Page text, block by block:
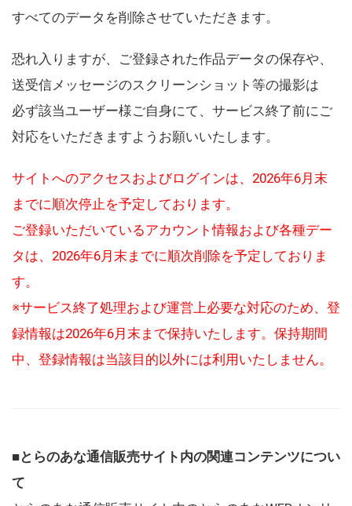
すべてのデータを削除させていただきます。
恐れ入りますが、ご登録された作品データの保存や、
送受信メッセージのスクリーンショット等の撮影は
必ず該当ユーザー様ご自身にて、サービス終了前にご
対応をいただきますようお願いいたします。
サイトへのアクセスおよびログインは、2026年6月末
までに順次停止を予定しております。
ご登録いただいているアカウント情報および各種デー
タは、2026年6月末までに順次削除を予定しておりま
す。
※サービス終了処理および運営上必要な対応のため、登
録情報は2026年6月末まで保持いたします。保持期間
中、登録情報は当該目的以外には利用いたしません。
■とらのあな通信販売サイト内の関連コンテンツについ
て